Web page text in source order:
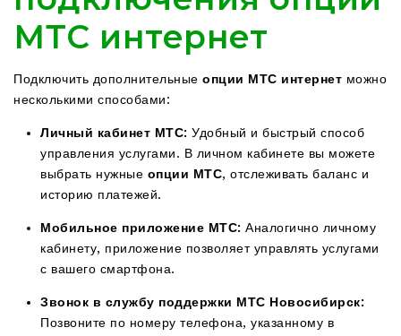
МТС интернет
Подключить дополнительные опции МТС интернет можно
несколькими способами:
Личный кабинет МТС: Удобный и быстрый способ
управления услугами. В личном кабинете вы можете
выбрать нужные опции МТС, отслеживать баланс и
историю платежей.
Мобильное приложение МТС: Аналогично личному
кабинету, приложение позволяет управлять услугами
с вашего смартфона.
Звонок в службу поддержки МТС Новосибирск:
Позвоните по номеру телефона, указанному в